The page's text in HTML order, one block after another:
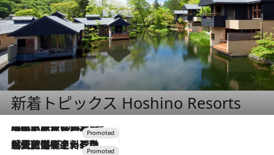
新着トピックス Hoshino Resorts
2026.7.31
【ホテル帰省】という選択肢をOMOが提案。家族とほどよい距離を保つには「昼は実家、夜は気兼ねなくホテルで！」
2026.7.24
【夏限定ディナーコース】旬を迎える稚鮎や花ズッキーニなどをイタリア・トスカーナの郷土料理の手法で満喫！